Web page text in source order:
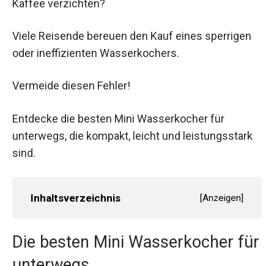
Kaffee verzichten?
Viele Reisende bereuen den Kauf eines sperrigen
oder ineffizienten Wasserkochers.
Vermeide diesen Fehler!
Entdecke die besten Mini Wasserkocher für
unterwegs, die kompakt, leicht und leistungsstark
sind.
Inhaltsverzeichnis [Anzeigen]
Die besten Mini Wasserkocher für